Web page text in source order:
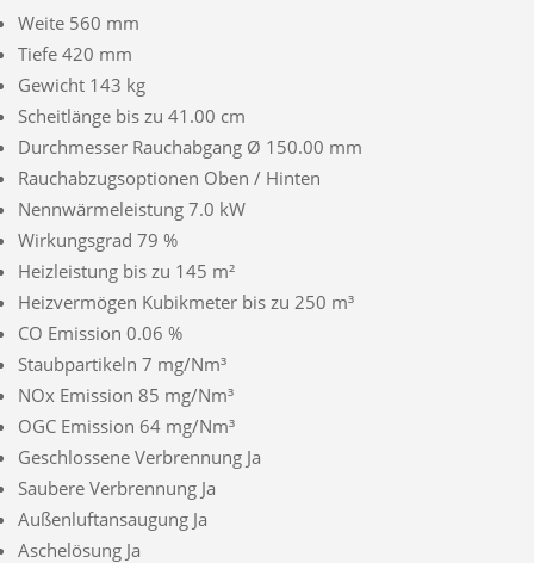
Weite 560 mm
Tiefe 420 mm
Gewicht 143 kg
Scheitlänge bis zu 41.00 cm
Durchmesser Rauchabgang Ø 150.00 mm
Rauchabzugsoptionen Oben / Hinten
Nennwärmeleistung 7.0 kW
Wirkungsgrad 79 %
Heizleistung bis zu 145 m²
Heizvermögen Kubikmeter bis zu 250 m³
CO Emission 0.06 %
Staubpartikeln 7 mg/Nm³
NOx Emission 85 mg/Nm³
OGC Emission 64 mg/Nm³
Geschlossene Verbrennung Ja
Saubere Verbrennung Ja
Außenluftansaugung Ja
Aschelösung Ja